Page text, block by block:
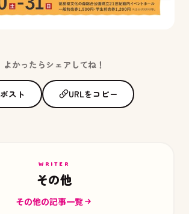
よかったらシェアしてね！
ポスト URLをコピー
WRITER
その他
その他の記事一覧